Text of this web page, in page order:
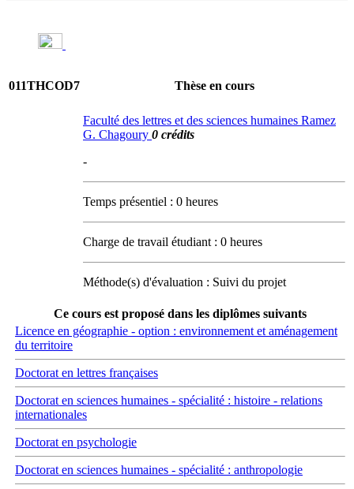
011THCOD7 Thèse en cours
Faculté des lettres et des sciences humaines Ramez
G. Chagoury 0 crédits
-
Temps présentiel : 0 heures
Charge de travail étudiant : 0 heures
Méthode(s) d'évaluation : Suivi du projet
Ce cours est proposé dans les diplômes suivants
Licence en géographie - option : environnement et aménagement
du territoire
Doctorat en lettres françaises
Doctorat en sciences humaines - spécialité : histoire - relations
internationales
Doctorat en psychologie
Doctorat en sciences humaines - spécialité : anthropologie